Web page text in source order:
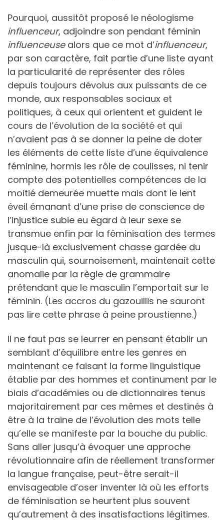
Pourquoi, aussitôt proposé le néologisme
influenceur, adjoindre son pendant féminin
influenceuse alors que ce mot d’influenceur,
par son caractère, fait partie d’une liste ayant
la particularité de représenter des rôles
depuis toujours dévolus aux puissants de ce
monde, aux responsables sociaux et
politiques, à ceux qui orientent et guident le
cours de l’évolution de la société et qui
n’avaient pas à se donner la peine de doter
les éléments de cette liste d’une équivalence
féminine, hormis les rôle de coulisses, ni tenir
compte des potentielles compétences de la
moitié demeurée muette mais dont le lent
éveil émanant d’une prise de conscience de
l’injustice subie eu égard à leur sexe se
transmue enfin par la féminisation des termes
jusque-là exclusivement chasse gardée du
masculin qui, sournoisement, maintenait cette
anomalie par la règle de grammaire
prétendant que le masculin l’emportait sur le
féminin. (Les accros du gazouillis ne sauront
pas lire cette phrase à peine proustienne.)
Il ne faut pas se leurrer en pensant établir un
semblant d’équilibre entre les genres en
maintenant ce faisant la forme linguistique
établie par des hommes et continument par le
biais d’académies ou de dictionnaires tenus
majoritairement par ces mêmes et destinés à
être à la traine de l’évolution des mots telle
qu’elle se manifeste par la bouche du public.
Sans aller jusqu’à évoquer une approche
révolutionnaire afin de réellement transformer
la langue française, peut-être serait-il
envisageable d’oser inventer là où les efforts
de féminisation se heurtent plus souvent
qu’autrement à des insatisfactions légitimes.